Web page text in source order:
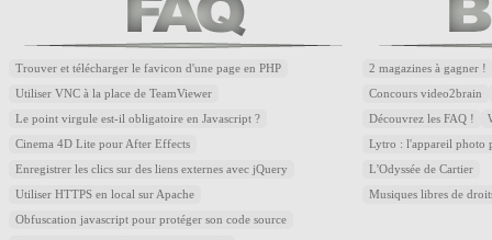
Trouver et télécharger le favicon d'une page en PHP
Utiliser VNC à la place de TeamViewer
Le point virgule est-il obligatoire en Javascript ?
Cinema 4D Lite pour After Effects
Enregistrer les clics sur des liens externes avec jQuery
Utiliser HTTPS en local sur Apache
Obfuscation javascript pour protéger son code source
2 magazines à gagner !
Concours video2brain
Découvrez les FAQ !
Lytro : l'appareil photo
L'Odyssée de Cartier
Musiques libres de